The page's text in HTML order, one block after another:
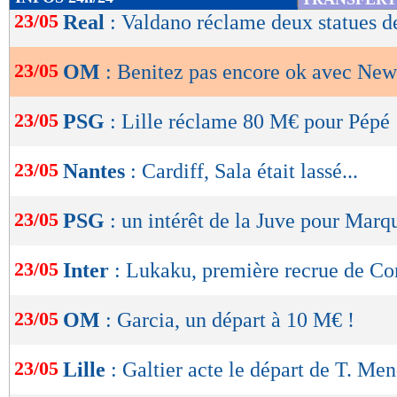
de
OK
23/05 Real : Valdano réclame deux statues
23/05 OM : Benitez pas encore ok avec
23/05 PSG : Lille réclame 80 M€ pour Pépé
23/05 Nantes : Cardiff, Sala était lassé...
23/05 PSG : un intérêt de la Juve pour
23/05 Inter : Lukaku, première recrue de
23/05 OM : Garcia, un départ à 10 M€ !
23/05 Lille : Galtier acte le départ de T.